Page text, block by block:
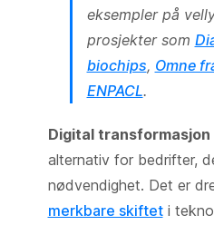
eksempler på
prosjekter som
biochips, Omne
ENPACL.
Digital transformasjon
alternativ for bedrifter,
nødvendighet. Det er
merkbare skifteti